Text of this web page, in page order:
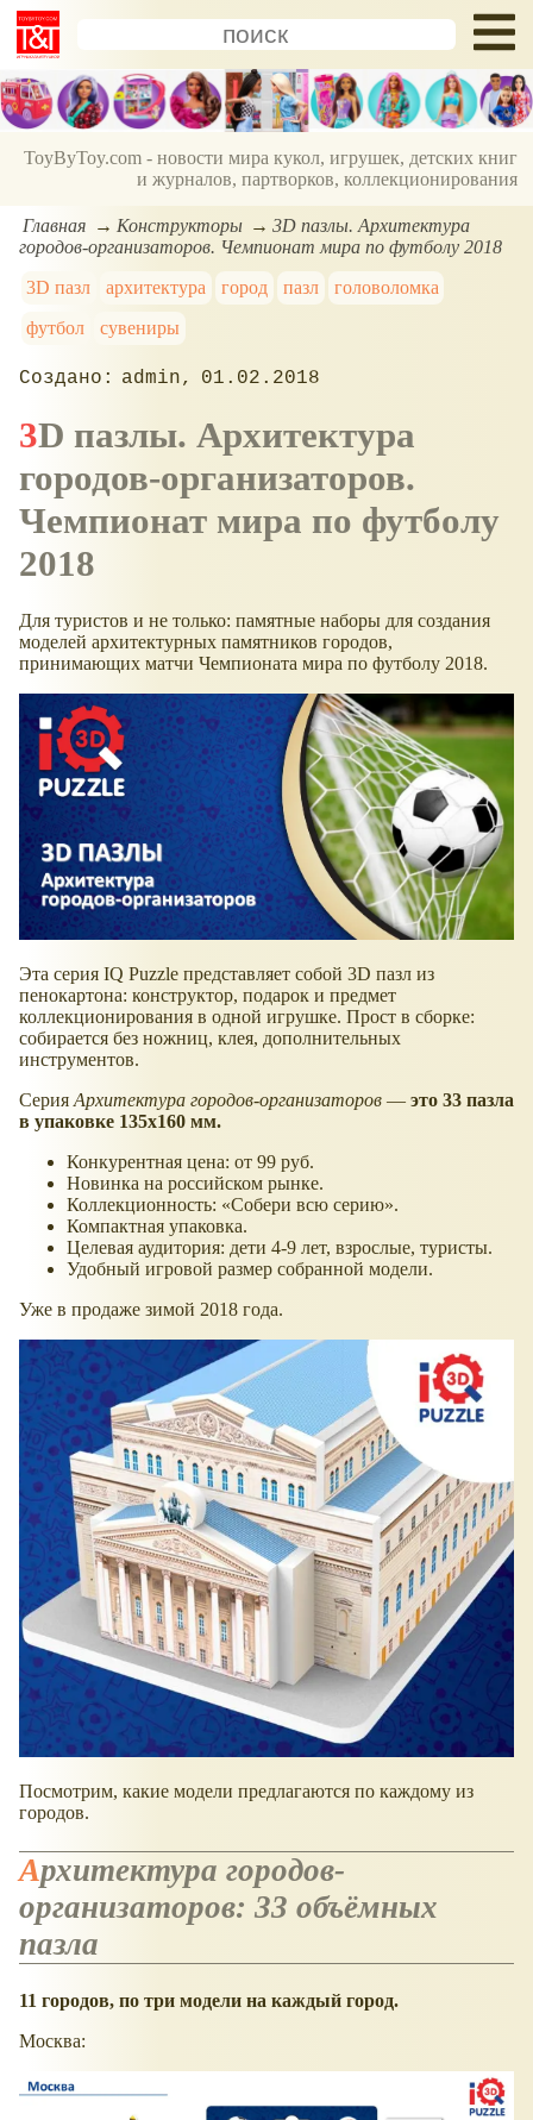
ToyByToy.com - новости мира кукол, игрушек, детских книг
и журналов, партворков, коллекционирования
Главная Конструкторы
3D пазлы. Архитектура
городов-организаторов. Чемпионат мира по футболу 2018
3D пазл
архитектура город пазл
головоломка
футбол
сувениры
admin 01.02.2018
3D пазлы. Архитектура
городов-организаторов.
Чемпионат мира по футболу
2018
Для туристов и не только: памятные наборы для создания
моделей архитектурных памятников городов,
принимающих матчи Чемпионата мира по футболу 2018.
Эта серия IQ Puzzle представляет собой 3D пазл из
пенокартона: конструктор, подарок и предмет
коллекционирования в одной игрушке. Прост в сборке:
собирается без ножниц, клея, дополнительных
инструментов.
Серия Архитектура городов-организаторов — это 33 пазла
в упаковке 135х160 мм.
Конкурентная цена: от 99 руб.
Новинка на российском рынке.
Коллекционность: «Собери всю серию».
Компактная упаковка.
Целевая аудитория: дети 4-9 лет, взрослые, туристы.
Удобный игровой размер собранной модели.
Уже в продаже зимой 2018 года.
Посмотрим, какие модели предлагаются по каждому из
городов.
Архитектура городов-
организаторов: 33 объёмных
пазла
11 городов, по три модели на каждый город.
Москва: